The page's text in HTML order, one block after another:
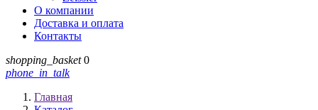
О компании
Доставка и оплата
Контакты
shopping_basket 0
phone_in_talk
Главная